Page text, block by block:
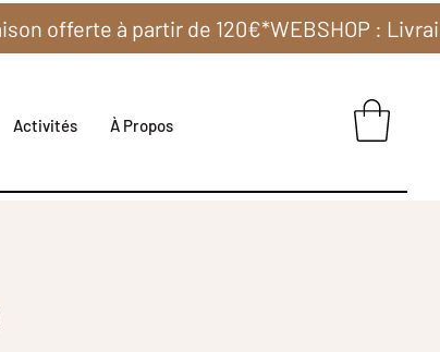
Activités À Propos